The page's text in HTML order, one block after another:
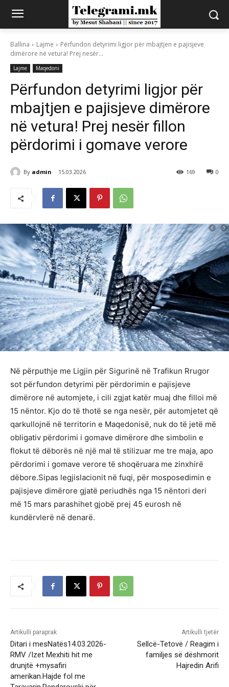
Ballina Lajme
Përfundon detyrimi ligjor për mbajtjen e pajisjeve
dimërore në vetura! Prej nesër...
Lajme Maqedoni
Përfundon detyrimi ligjor për
mbajtjen e pajisjeve dimërore
në vetura! Prej nesër fillon
përdorimi i gomave verore
By admin 15.03.2026 0
169
Në përputhje me Ligjin për Sigurinë në Trafikun Rrugor
sot përfundon detyrimi për përdorimin e pajisjeve
dimërore në automjete, i cili zgjat katër muaj dhe filloi më
15 nëntor. Kjo do të thotë se nga nesër, për automjetet që
qarkullojnë në territorin e Maqedonisë, nuk do të jetë më
obligativ përdorimi i gomave dimërore dhe simbolin e
flokut të dëborës në një mal të stilizuar me tre maja, apo
përdorimi i gomave verore të shoqëruara me zinxhirë
dëbore.Sipas legjislacionit në fuqi, për mosposedimin e
pajisjeve dimërore gjatë periudhës nga 15 nëntori deri
më 15 mars parashihet gjobë prej 45 eurosh në
kundërvlerë në denarë.
Artikulli paraprak
Ditari i mesNatës14.03.2026-
RMV /Izet Mexhiti hit me
drunjtë +mysafiri
amerikan.Hajde fol me
Artikulli tjetër
Sellcë-Tetovë / Reagim i
familjes së dëshmorit
Hajredin Arifi